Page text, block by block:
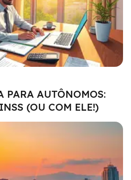
PARA AUTÔNOMOS:
(OU COM ELE!)